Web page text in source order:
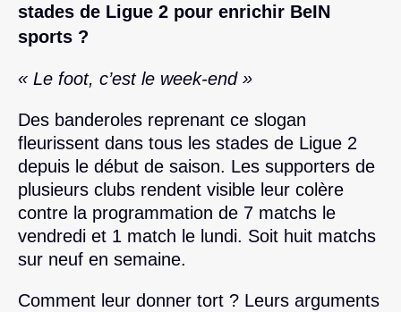
stades de Ligue 2 pour enrichir BeIN
sports ?
« Le foot, c’est le week-end »
Des banderoles reprenant ce slogan
fleurissent dans tous les stades de Ligue 2
depuis le début de saison. Les supporters de
plusieurs clubs rendent visible leur colère
contre la programmation de 7 matchs le
vendredi et 1 match le lundi. Soit huit matchs
sur neuf en semaine.
Comment leur donner tort ? Leurs arguments